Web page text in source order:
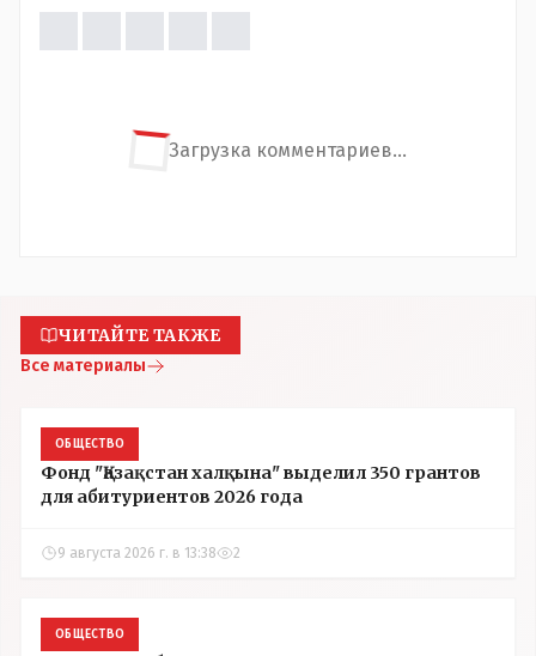
Загрузка комментариев...
ЧИТАЙТЕ ТАКЖЕ
Все материалы
ОБЩЕСТВО
Фонд "Қазақстан халқына" выделил 350 грантов
для абитуриентов 2026 года
9 августа 2026 г. в 13:38 2
ОБЩЕСТВО